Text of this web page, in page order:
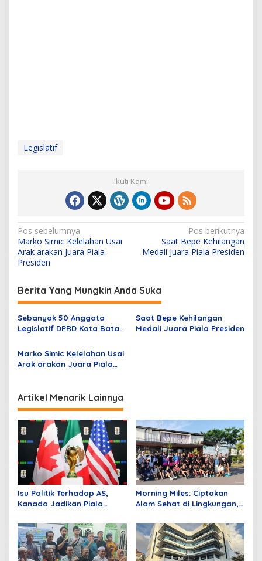
Legislatif
Ikuti Kami
N
a
v
i
g
a
s
i
p
s
Pos sebelumnya
Marko Simic Kelelahan Usai
Arak arakan Juara Piala
Presiden
Pos berikutnya
Saat Bepe Kehilangan
Medali Juara Piala Presiden
Berita Yang Mungkin Anda Suka
Sebanyak 50 Anggota
Legislatif DPRD Kota Batam
Saat Bepe Kehilangan
Medali Juara Piala Presiden
Marko Simic Kelelahan Usai
Arak arakan Juara Piala
Artikel Menarik Lainnya
Isu Politik Terhadap AS,
Kanada Jadikan Piala
Persatuan
Morning Miles: Ciptakan
Alam Sehat di Lingkungan,
Fun Run 5K